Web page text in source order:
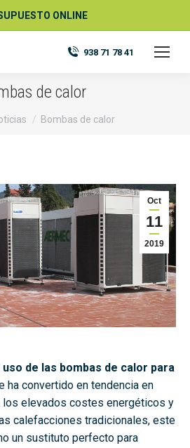
ONLINE
938 71 78 41
de calor
Bombas de calor
Oct
11
2019
uso de las bombas de calor para
ha convertido en tendencia en
los elevados costes energéticos y
calefacciones tradicionales, este
un sustituto perfecto para